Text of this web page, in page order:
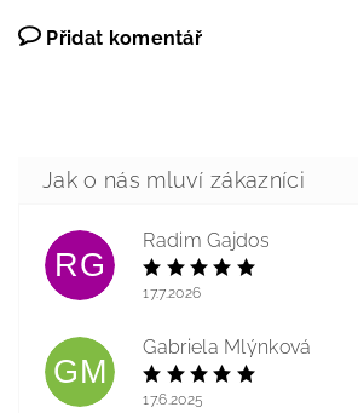
Přidat komentář
RG
Radim Gajdos
17.7.2026
GM
Gabriela Mlýnková
17.6.2025